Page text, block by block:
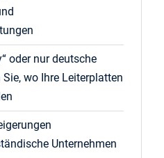
oder nur deutsche
wo Ihre Leiterplatten
Unternehmen